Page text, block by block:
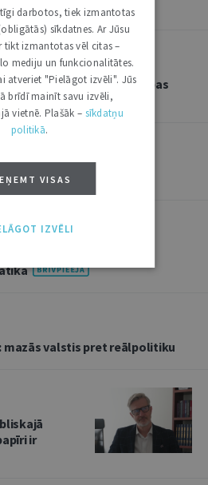
un būvniecības
13.–17. jūlijs
nodarījumu
valstis pret reālpolitiku
ir
darbotos, tiek izmantotas
sīkdatnes. Ar Jūsu
tikt izmantotas vēl citas –
mediju un funkcionalitātes.
atveriet "Pielāgot izvēli". Jūs
brīdī mainīt savu izvēli,
vietnē. Plašāk – sīkdatņu
politikā.
VISAS
IZVĒLI